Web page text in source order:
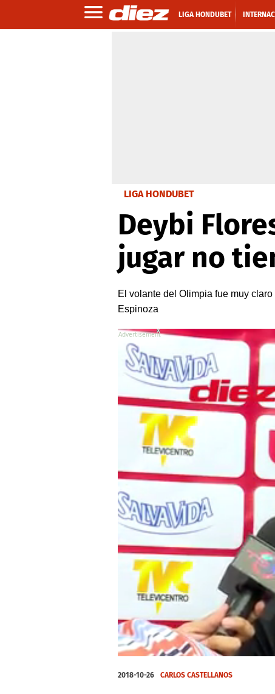
LIGA HONDUBET
LIGA HONDUBET
Deybi
jugar no
El volante del Olimpia fue muy
Espinoza
seconds
of
X
2018-10-26 CARLOS CASTELLANOS